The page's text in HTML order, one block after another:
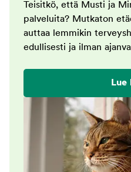
Teisitkö, että Musti ja
palveluita? Mutkaton
auttaa lemmikin
edullisesti ja ilman
Lue